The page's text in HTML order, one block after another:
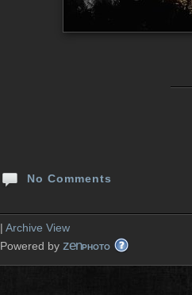
No Comments
| Archive View
Powered by zenPHOTO